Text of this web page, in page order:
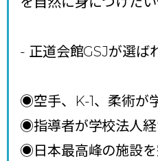
- 正道会館GSJが選ば
◉空手、K-1、柔術が
◉指導者が学校法人経
◉日本最高峰の施設